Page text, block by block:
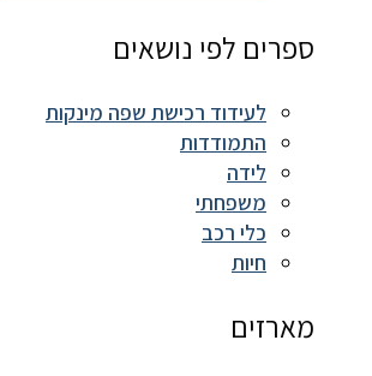
ספרים לפי נושאים
לעידוד רכישת שפה מינקות
התמודדות
לידה
משפחתי
כלי רכב
חיות
מארזים